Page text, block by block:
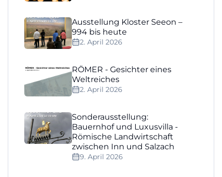
Ausstellung Kloster Seeon –
994 bis heute
2. April 2026
RÖMER - Gesichter eines
Weltreiches
2. April 2026
Sonderausstellung:
Bauernhof und Luxusvilla -
Römische Landwirtschaft
zwischen Inn und Salzach
9. April 2026